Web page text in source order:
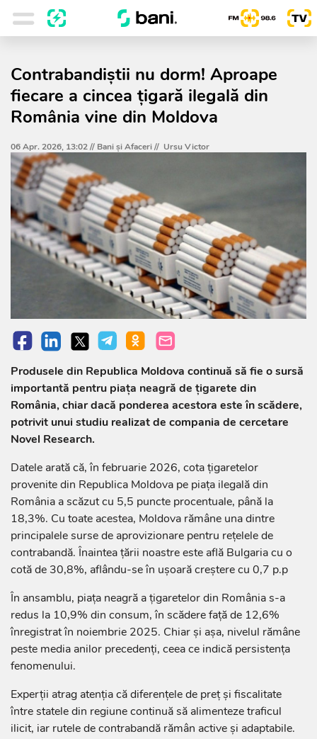
Contrabandiștii nu dorm! Aproape
fiecare a cincea țigară ilegală din
România vine din Moldova
06 Apr. 2026, 13:02 // Bani și Afaceri// Ursu Victor
Produsele din Republica Moldova continuă să fie o sursă
importantă pentru piața neagră de țigarete din
România, chiar dacă ponderea acestora este în scădere,
potrivit unui studiu realizat de compania de cercetare
Novel Research.
Datele arată că, în februarie 2026, cota țigaretelor
provenite din Republica Moldova pe piața ilegală din
România a scăzut cu 5,5 puncte procentuale, până la
18,3%. Cu toate acestea, Moldova rămâne una dintre
principalele surse de aprovizionare pentru rețelele de
contrabandă. Înaintea țării noastre este află Bulgaria cu o
cotă de 30,8%, aflându-se în ușoară creștere cu 0,7 p.p
În ansamblu, piața neagră a țigaretelor din România s-a
redus la 10,9% din consum, în scădere față de 12,6%
înregistrat în noiembrie 2025. Chiar și așa, nivelul rămâne
peste media anilor precedenți, ceea ce indică persistența
fenomenului.
Experții atrag atenția că diferențele de preț și fiscalitate
între statele din regiune continuă să alimenteze traficul
ilicit, iar rutele de contrabandă rămân active și adaptabile.